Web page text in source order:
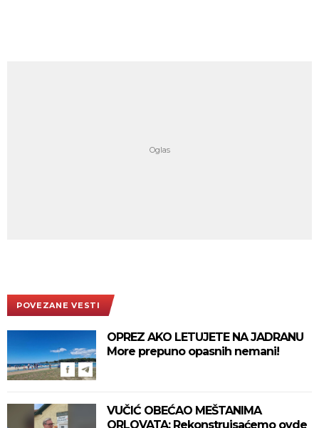
POVEZANE VESTI
OPREZ AKO LETUJETE NA JADRANU
More prepuno opasnih nemani!
VUČIĆ OBEĆAO MEŠTANIMA
ORLOVATA: Rekonstruisaćemo ovde